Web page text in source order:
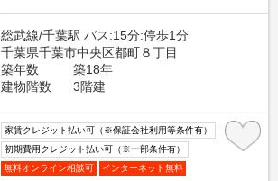
総武線/千葉駅 バス:15分:停歩1分
千葉県千葉市中央区都町８丁目
築年数
築18年
建物階数
3階建
家賃クレジット払い可（※保証会社利用等条件有）
初期費用クレジット払い可（※一部条件有）
無料オンライン相談可
インターネット無料